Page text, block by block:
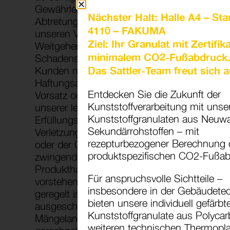
Gewährleistungsanspruch durch
Abtretung unserer Ansprüche gegen
unseren Vormann genüge zu tun.
Weitgehende Ansprüche, insbesondere
Schadensersatzansprüche, stehen dem
Kunden nicht zu. Dieser
Haftungsausschluss gilt nicht bei
Vorsatz oder grober Fahrlässigkeit
unserer leitenden Angestellten oder
Erfüllungsgehilfen oder für eine
Verletzung des Lebens, des Körpers
oder der Gesundheit sowie für die
zwingende Haftung nach dem
Produkthaftungsgesetz. Soweit nicht
vorstehend etwas Abweichendes
geregelt ist, ist die Haftung
ausgeschlossen. Die Verjährungsfrist für
Mängelansprüche beträgt zwölf Monate,
Nächster Halt: Halle A4 –
4110 – FAKUMA
Ziel: Ihr Granulat mit
minimalem CO2-Fußabdruck.
Das Sattler-Team freut sich
Entdecken Sie die Zukunft der
Kunststoffverarbeitung mit
Kunststoffgranulaten aus
Sekundärrohstoffen – mit
rezepturbezogener Berechnung
produktspezifischen CO2-
Für anspruchsvolle Sichtteile –
insbesondere in der
bieten unsere individuell
Kunststoffgranulate aus
weiteren technischen